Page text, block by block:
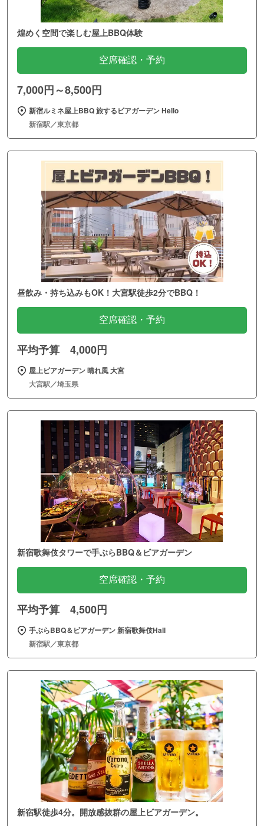
煌めく空間で楽しむ屋上BBQ体験
空席確認・予約
7,000円～8,500円
新宿ルミネ屋上BBQ 旅するビアガーデン Hello
新宿駅／東京都
昼飲み・持ち込みもOK！大宮駅徒歩2分でBBQ！
空席確認・予約
平均予算 4,000円
屋上ビアガーデン 晴れ風 大宮
大宮駅／埼玉県
新宿歌舞伎タワーで手ぶらBBQ＆ビアガーデン
空席確認・予約
平均予算 4,500円
手ぶらBBQ＆ビアガーデン 新宿歌舞伎Hall
新宿駅／東京都
新宿駅徒歩4分。開放感抜群の屋上ビアガーデン。